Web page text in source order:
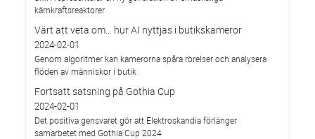
kärnkraftsreaktorer
Värt att veta om… hur AI nyttjas i butikskameror
2024-02-01
Genom algoritmer kan kamerorna spåra rörelser och analysera
flöden av människor i butik
Fortsatt satsning på Gothia Cup
2024-02-01
Det positiva gensvaret gör att Elektroskandia förlänger
samarbetet med Gothia Cup 2024